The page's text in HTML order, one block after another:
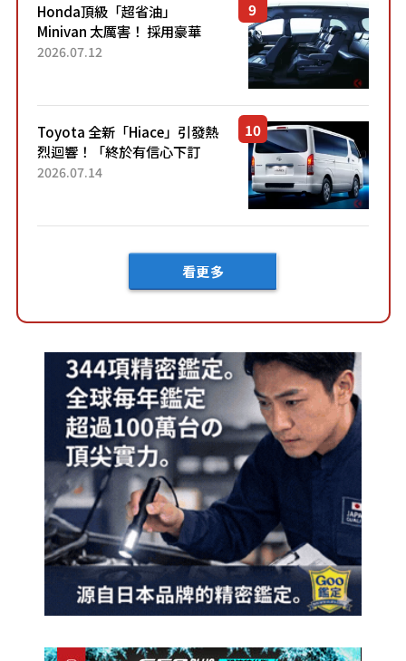
Honda頂級「超省油」
Minivan 太厲害！ 採用豪華
「真皮座椅」與專屬「黑色內
「三...
2026.07.12
Toyota 全新「Hiace」引發熱
烈迴響！「終於有信心下訂
了！」「哪個等級交車最
車？...
2026.07.14
看更多